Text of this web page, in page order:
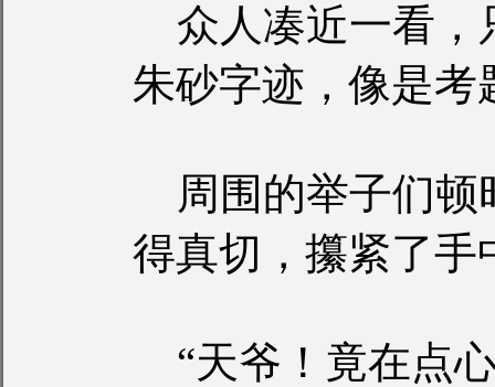
众人凑近一看，
朱砂字迹，像是考
周围的举子们顿
得真切，攥紧了手
“天爷！竟在点